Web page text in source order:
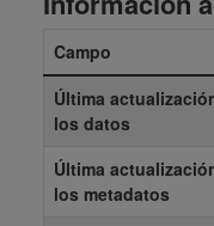
Campo
Última
los datos
Última
los metadatos